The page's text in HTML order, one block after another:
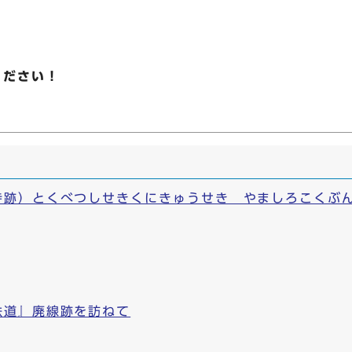
さい！
跡）とくべつしせきくにきゅうせき やましろこくぶ
』廃線跡を訪ねて